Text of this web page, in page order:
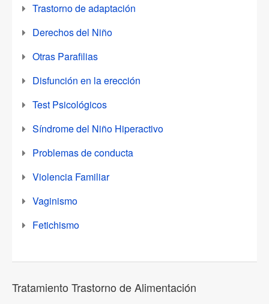
Trastorno de adaptación
Derechos del Niño
Otras Parafilias
Disfunción en la erección
Test Psicológicos
Síndrome del Niño Hiperactivo
Problemas de conducta
Violencia Familiar
Vaginismo
Fetichismo
Tratamiento Trastorno de Alimentación